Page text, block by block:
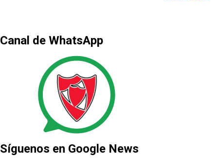
Canal de WhatsApp
Síguenos en Google News